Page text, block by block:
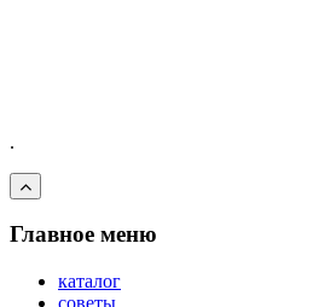
.
Главное меню
каталог
советы